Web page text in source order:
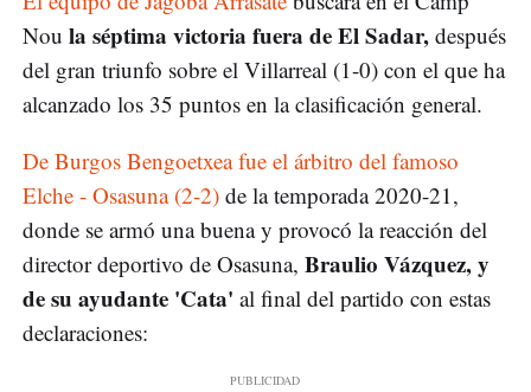
Nou la séptima victoria fuera de El Sadar, después
del gran triunfo sobre el Villarreal (1-0) con el que ha
alcanzado los 35 puntos en la clasificación general.
De Burgos Bengoetxea fue el árbitro del famoso
Elche - Osasuna (2-2) de la temporada 2020-21,
donde se armó una buena y provocó la reacción del
director deportivo de Osasuna, Braulio Vázquez, y
de su ayudante 'Cata' al final del partido con estas
declaraciones: